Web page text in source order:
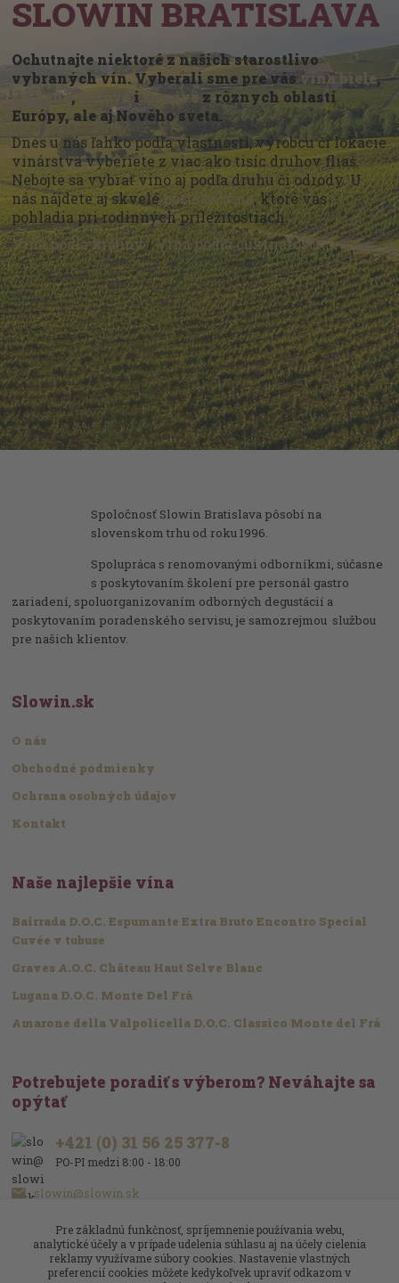
SLOWIN BRATISLAVA
Ochutnajte niektoré z našich starostlivo
vybraných vín. Vyberali sme pre vásvína biele,
červené, i šumivé z rôznych oblastí
Európy, ale aj Nového sveta.
Dnes u nás ľahko podľa vlastností, výrobcu či lokácie
vinárstva vyberiete z viac ako tisíc druhov fliaš.
Nebojte sa vybrať víno aj podľa druhu či odrody. U
nás nájdete aj skveléportské vína, ktoré vás
pohladia pri rodinných príležitostiach.
Vína podľa krajiny/Vína podľa cukrnatosti
Spoločnosť Slowin Bratislava pôsobí na
slovenskom trhu od roku 1996.
Spolupráca s renomovanými odborníkmi, súčasne
s poskytovaním školení pre personál gastro
zariadení, spoluorganizovaním odborných degustácií a
poskytovaním poradenského servisu, je samozrejmou službou
pre našich klientov.
Slowin.sk
O nás
Obchodné podmienky
Ochrana osobných údajov
Kontakt
Naše najlepšie vína
Bairrada D.O.C. Espumante Extra Bruto Encontro Special
Cuvée v tubuse
Graves A.O.C. Château Haut Selve Blanc
Lugana D.O.C. Monte Del Frá
Amarone della Valpolicella D.O.C. Classico Monte del Frá
Potrebujete poradiť s výberom? Neváhajte sa
opýtať
+421 (0) 31 56 25 377-8
PO-PI medzi 8:00 - 18:00
slowin@slowin.sk
Pre základnú funkčnosť, spríjemnenie používania webu,
analytické účely a v prípade udelenia súhlasu aj na účely cielenia
reklamy využívame súbory cookies. Nastavenie vlastných
preferencií cookies môžete kedykoľvek upraviť odkazom v